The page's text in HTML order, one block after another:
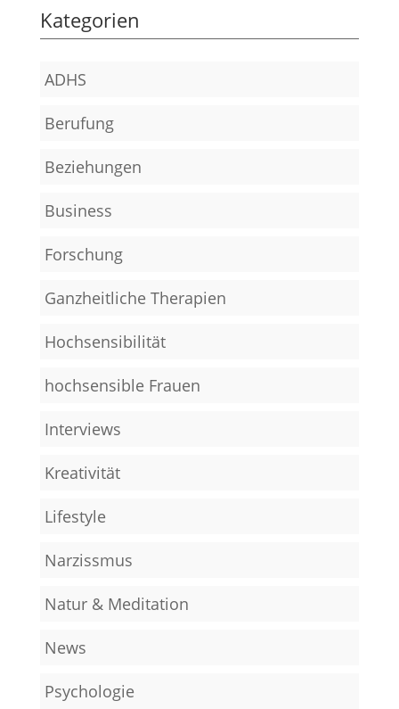
Kategorien
ADHS
Berufung
Beziehungen
Business
Forschung
Ganzheitliche Therapien
Hochsensibilität
hochsensible Frauen
Interviews
Kreativität
Lifestyle
Narzissmus
Natur & Meditation
News
Psychologie